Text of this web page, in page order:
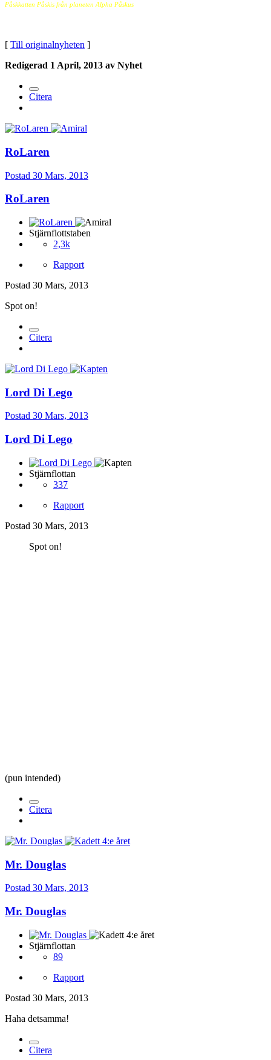
Påskkatten Påskis från planeten Alpha Påskus
[ Till originalnyheten ]
Redigerad 1 April, 2013 av Nyhet
Citera
RoLaren
Postad 30 Mars, 2013
RoLaren
Stjärnflottstaben
2,3k
Rapport
Postad 30 Mars, 2013
Spot on!
Citera
Lord Di Lego
Postad 30 Mars, 2013
Lord Di Lego
Stjärnflottan
337
Rapport
Postad 30 Mars, 2013
Spot on!
(pun intended)
Citera
Mr. Douglas
Postad 30 Mars, 2013
Mr. Douglas
Stjärnflottan
89
Rapport
Postad 30 Mars, 2013
Haha detsamma!
Citera